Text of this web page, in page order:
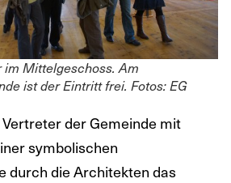
im Mittelgeschoss. Am
ist der Eintritt frei. Fotos: EG
der Gemeinde mit
symbolischen
durch die Architekten das